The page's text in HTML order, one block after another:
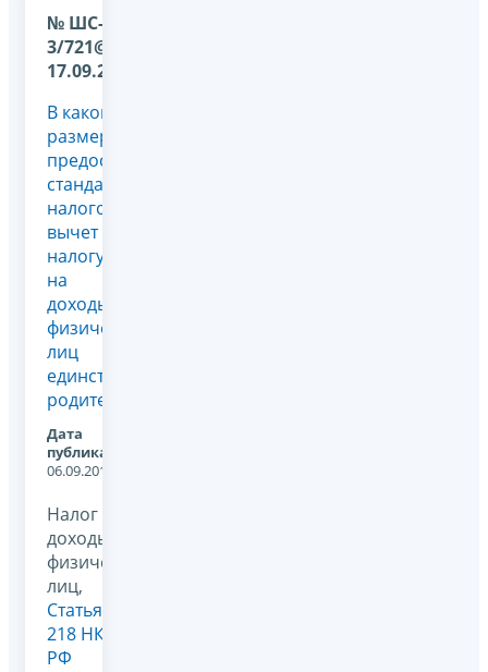
№ ШС-22-
3/721@ от
17.09.2009
В каком
размере
предоставляется
стандартный
налоговый
вычет по
налогу
на
доходы
физических
лиц
единственному
родителю?
Дата
публикации:
06.09.2011
Налог на
доходы
физических
лиц,
Статья
218 НК
РФ